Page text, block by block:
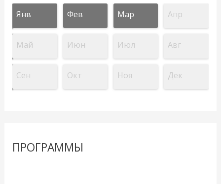
Янв Фев Мар Апр
Май Июн Июл Авг
Сен Окт Ноя Дек
ПРОГРАММЫ